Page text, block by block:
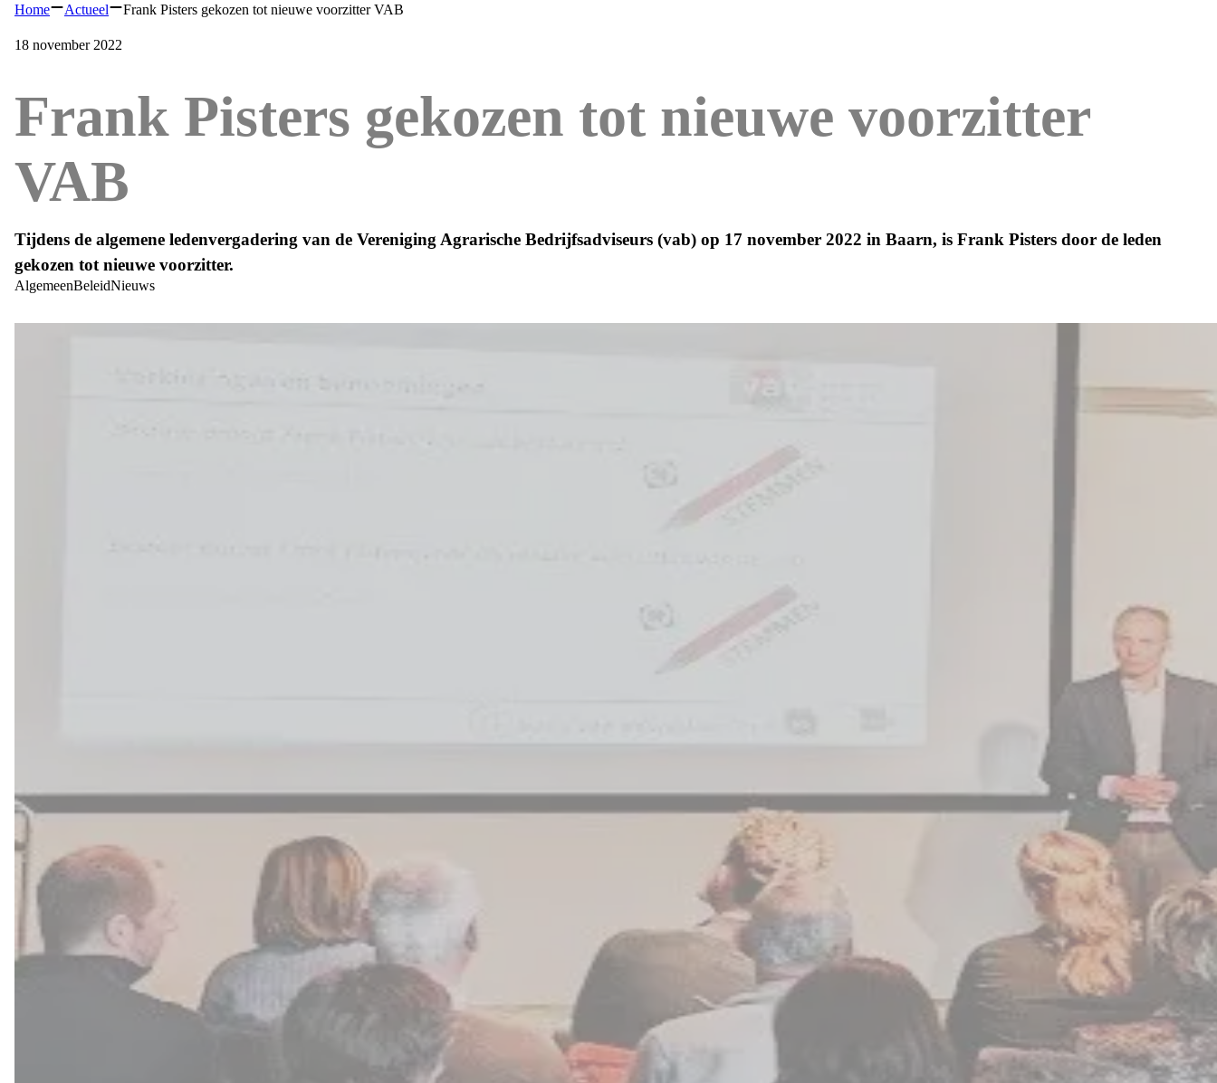
Home Actueel Frank Pisters gekozen tot nieuwe voorzitter VAB
18 november 2022
Frank Pisters gekozen tot nieuwe voorzitter
VAB
Tijdens de algemene ledenvergadering van de Vereniging Agrarische Bedrijfsadviseurs (vab) op 17 november 2022 in Baarn, is Frank Pisters door de leden
gekozen tot nieuwe voorzitter.
AlgemeenBeleidNieuws